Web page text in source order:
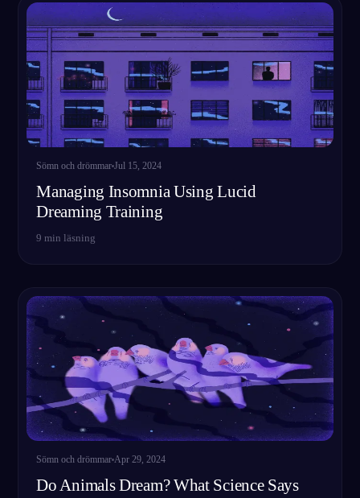
Sömn och drömmar Jul 15, 2024
Managing Insomnia Using Lucid
Dreaming Training
9 min läsning
Sömn och drömmar Apr 29, 2024
Do Animals Dream? What Science Says